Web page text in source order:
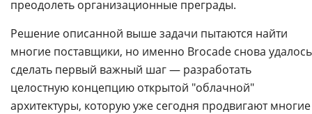
преодолеть организационные преграды.
Решение описанной выше задачи пытаются найти
многие поставщики, но именно Brocade снова удалось
сделать первый важный шаг — разработать
целостную концепцию открытой "облачной"
архитектуры, которую уже сегодня продвигают многие